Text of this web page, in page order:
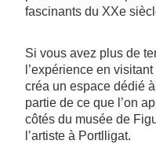
fascinants du XXe
Si vous avez plus de
l’expérience en visitant
créa un espace dédié
partie de ce que l’on
côtés du musée de
l’artiste à Portlligat.